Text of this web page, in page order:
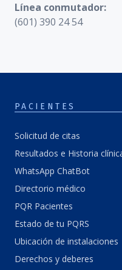
Línea conmutador:
(601) 390 24 54
PACIENTES
Solicitud de citas
Resultados e Historia
WhatsApp ChatBot
Directorio médico
PQR Pacientes
Estado de tu PQRS
Ubicación de instalaciones
Derechos y deberes